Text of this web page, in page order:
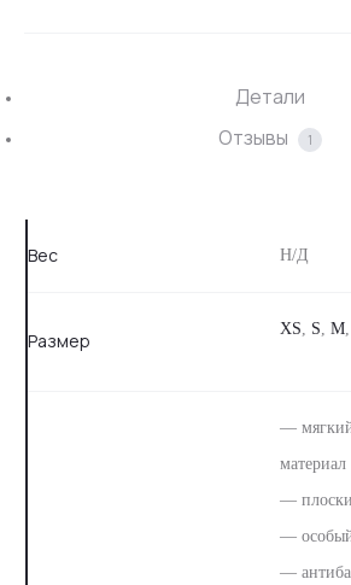
Детали
Отзывы
1
Вес Н/Д
Размер
XS, S, M,
—
материал
—
—
—